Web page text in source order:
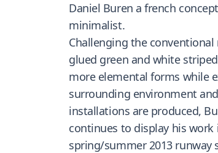
Daniel Buren a french
minimalist.
Challenging the
glued green and white
more elemental forms while
surrounding environment
installations are produced,
continues to display his
spring/summer 2013 runway